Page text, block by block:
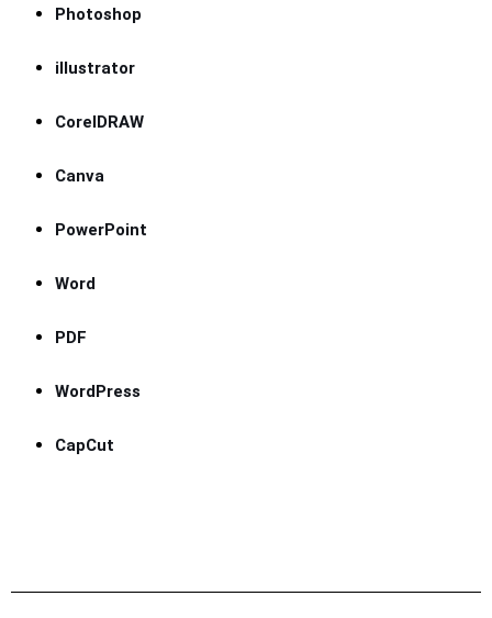
Photoshop
illustrator
CorelDRAW
Canva
PowerPoint
Word
PDF
WordPress
CapCut